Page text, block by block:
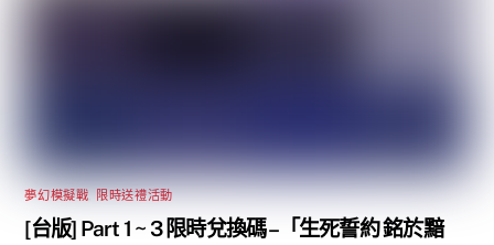
夢幻模擬戰 限時送禮活動
[台版] Part 1 ~ 3 限時兌換碼 –「生死誓約 銘於黯